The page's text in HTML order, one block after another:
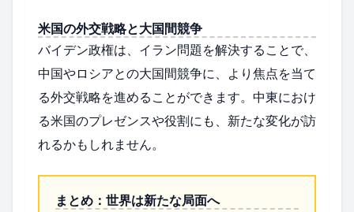
米国の外交戦略と大国間競争
バイデン政権は、イラン問題を解決することで、
中国やロシアとの大国間競争に、より焦点を当て
る外交戦略を進めることができます。中東におけ
る米国のプレゼンスや役割にも、新たな変化が訪
れるかもしれません。
まとめ：世界は新たな局面へ